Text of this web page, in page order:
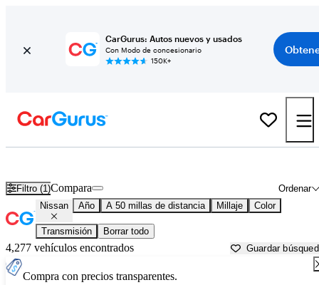
CarGurus: Autos nuevos y usados
Con Modo de concesionario
150K+
Filtro (1) Ordenar
Compara
Nissan Año A 50 millas de distancia Millaje Color
Transmisión Borrar todo
4,277 vehículos encontrados Guardar
Compra con precios transparentes.